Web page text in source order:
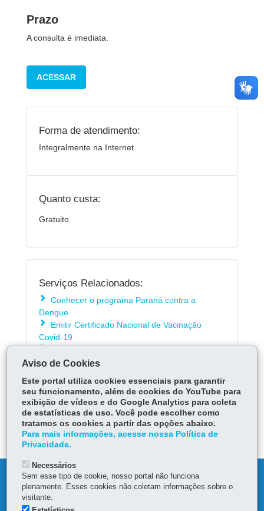
Prazo
A consulta é imediata.
ACESSAR
Forma de atendimento:
Integralmente na Internet
Quanto custa:
Gratuito
Serviços Relacionados:
Conhecer o programa Paraná contra a
Dengue
Emitir Certificado Nacional de Vacinação
Covid-19
ÓRGÃO RESPONSÁVEL
PERGUNTAS FREQUENTES
DEIXE SUA OPINIÃO
DENUNCIE CORRUPÇÃO
Aviso de Cookies
Este portal utiliza cookies essenciais para garantir
seu funcionamento, além de cookies do YouTube para
exibição de vídeos e do Google Analytics para coleta
de estatísticas de uso. Você pode escolher como
tratamos os cookies a partir das opções abaixo.
Para mais informações, acesse nossa Política de
Privacidade.
Necessários
Sem esse tipo de cookie, nosso portal não funciona
plenamente. Esses cookies não coletam informações sobre o
visitante.